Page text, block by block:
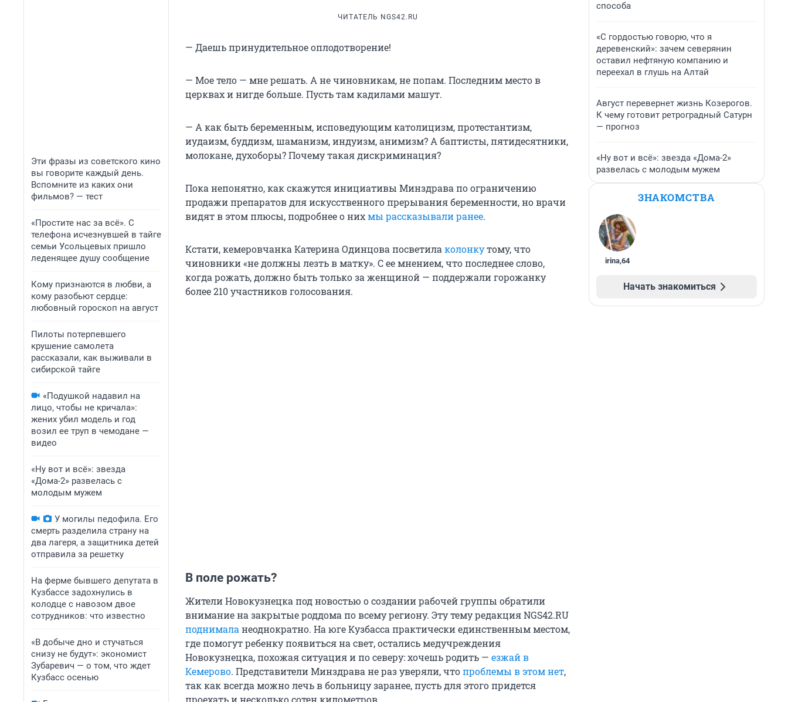
Эти фразы из советского кино
вы говорите каждый день.
Вспомните из каких они
фильмов? — тест
«Простите нас за всё». С
телефона исчезнувшей в тайге
семьи Усольцевых пришло
леденящее душу сообщение
Кому признаются в любви, а
кому разобьют сердце:
любовный гороскоп на август
Пилоты потерпевшего
крушение самолета
рассказали, как выживали в
сибирской тайге
«Подушкой надавил на
лицо, чтобы не кричала»:
жених убил модель и год
возил ее труп в чемодане —
видео
«Ну вот и всё»: звезда
«Дома-2» развелась с
молодым мужем
У могилы педофила. Его
смерть разделила страну на
два лагеря, а защитника детей
отправила за решетку
На ферме бывшего депутата в
Кузбассе задохнулись в
колодце с навозом двое
сотрудников: что известно
«В добыче дно и стучаться
снизу не будут»: экономист
Зубаревич — о том, что ждет
Кузбасс осенью
ЧИТАТЕЛЬ NGS42.RU
— Даешь принудительное оплодотворение!
— Мое тело — мне решать. А не чиновникам, не попам. Последним место в
церквах и нигде больше. Пусть там кадилами машут.
— А как быть беременным, исповедующим католицизм, протестантизм,
иудаизм, буддизм, шаманизм, индуизм, анимизм? А баптисты, пятидесятники,
молокане, духоборы? Почему такая дискриминация?
Пока непонятно, как скажутся инициативы Минздрава по ограничению
продажи препаратов для искусственного прерывания беременности, но врачи
видят в этом плюсы, подробнее о нихмы рассказывали ранее.
Кстати, кемеровчанка Катерина Одинцова посветила колонкутому, что
чиновники «не должны лезть в матку». С ее мнением, что последнее слово,
когда рожать, должно быть только за женщиной — поддержали горожанку
более 210 участников голосования.
В поле рожать?
Жители Новокузнецка под новостью о создании рабочей группы обратили
внимание на закрытые роддома по всему региону. Эту тему редакция NGS42.RU
поднимала неоднократно. На юге Кузбасса практически единственным местом,
где помогут ребенку появиться на свет, остались медучреждения
Новокузнецка, похожая ситуация и по северу: хочешь родить — езжай в
Кемерово. Представители Минздрава не раз уверяли, чтопроблемы в этом нет,
так как всегда можно лечь в больницу заранее, пусть для этого придется
проехать и несколько сотен километров.
способа
«С гордостью говорю, что я
деревенский»: зачем северянин
оставил нефтяную компанию и
переехал в глушь на Алтай
Август перевернет жизнь Козерогов.
К чему готовит ретроградный Сатурн
— прогноз
«Ну вот и всё»: звезда «Дома-2»
развелась с молодым мужем
ЗНАКОМСТВА
irina,64
Начать знакомиться